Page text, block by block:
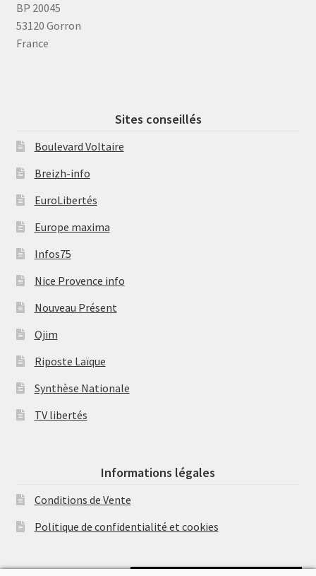
BP 20045
53120 Gorron
France
Sites conseillés
Boulevard Voltaire
Breizh-info
EuroLibertés
Europe maxima
Infos75
Nice Provence info
Nouveau Présent
Ojim
Riposte Laïque
Synthèse Nationale
TV libertés
Informations légales
Conditions de Vente
Politique de confidentialité et cookies